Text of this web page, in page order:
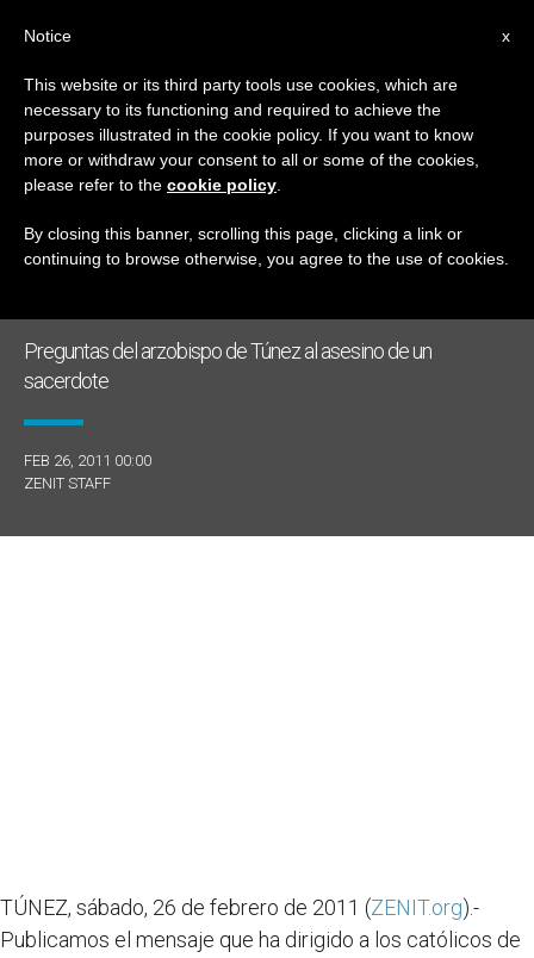
DÍA
Febrero 26th, 2011
ÚLTIMAS NOTICIAS
Preguntas del arzobispo de Túnez al asesino de un
sacerdote
FEB 26, 2011 00:00
ZENIT STAFF
TÚNEZ, sábado, 26 de febrero de 2011 (ZENIT.org).-
Publicamos el mensaje que ha dirigido a los católicos de
x
Notice
This website or its third party tools use cookies, which are
necessary to its functioning and required to achieve the
purposes illustrated in the cookie policy. If you want to know
more or withdraw your consent to all or some of the cookies,
please refer to the cookie policy
By closing this banner, scrolling this page, clicking a link or
continuing to browse otherwise, you agree to the use of cookies.